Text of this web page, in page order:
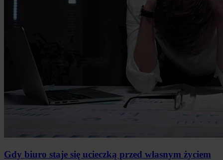
Gdy biuro staje się ucieczką przed własnym życiem